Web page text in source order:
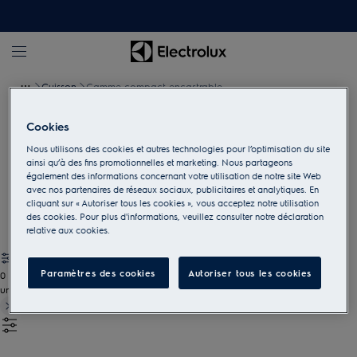
Cuisson Gamme compact encastrable
Fours micro-ondes encastrables
Préparez une grande variété de plats grâce à la fonction gril
intégrée, ou réchauffez en toute simplicité vos repas préférés
avec précision et efficacité.
0
undefined
Cookies
Nous utilisons des cookies et autres technologies pour l’optimisation du site
ainsi qu’à des fins promotionnelles et marketing. Nous partageons
également des informations concernant votre utilisation de notre site Web
avec nos partenaires de réseaux sociaux, publicitaires et analytiques. En
cliquant sur « Autoriser tous les cookies », vous acceptez notre utilisation
des cookies. Pour plus d'informations, veuillez consulter notre déclaration
relative aux cookies.
Paramètres des cookies Autoriser tous les cookies